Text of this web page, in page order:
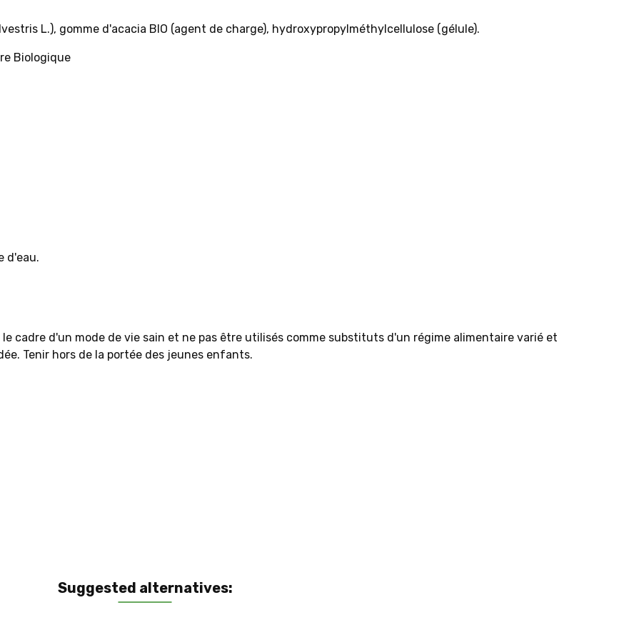
L.), gomme d'acacia BIO (agent de charge), hydroxypropylméthylcellulose (gélule).
Biologique
d'eau.
cadre d'un mode de vie sain et ne pas être utilisés comme substituts d'un régime alimentaire varié et
Tenir hors de la portée des jeunes enfants.
Suggested alternatives: